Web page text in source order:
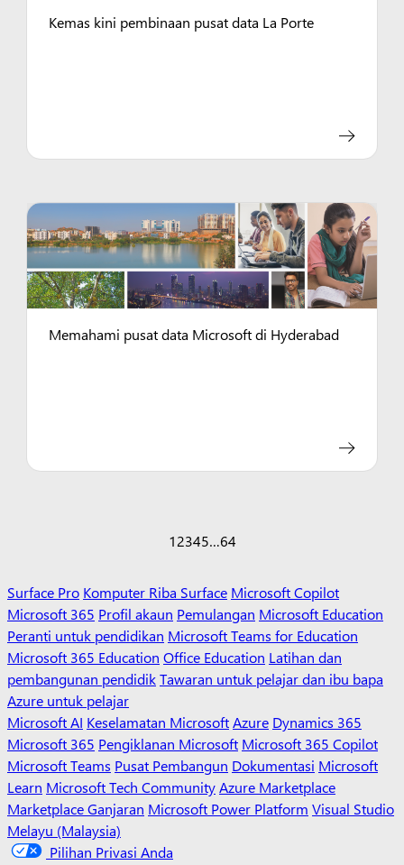
Kemas kini pembinaan pusat data La Porte
Memahami pusat data Microsoft di Hyderabad
12345…64
Surface Pro Komputer Riba Surface Microsoft Copilot
Microsoft 365 Profil akaun Pemulangan Microsoft Education
Peranti untuk pendidikan Microsoft Teams for Education
Microsoft 365 Education Office Education Latihan dan
pembangunan pendidikTawaran untuk pelajar dan ibu bapa
Azure untuk pelajar
Microsoft AI Keselamatan MicrosoftAzure Dynamics 365
Microsoft 365 Pengiklanan Microsoft Microsoft 365 Copilot
Microsoft Teams Pusat Pembangun Dokumentasi Microsoft
Learn Microsoft Tech CommunityAzure Marketplace
Marketplace Ganjaran Microsoft Power Platform Visual Studio
Melayu (Malaysia)
Pilihan Privasi Anda